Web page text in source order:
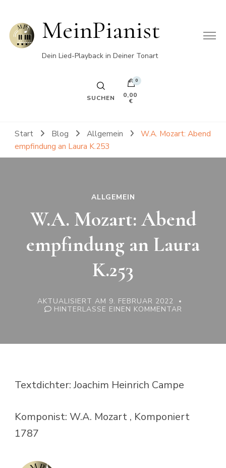
MeinPianist
Dein Lied-Playback in Deiner Tonart
SUCHEN
0
0,00
€
Start Blog Allgemein
W.A. Mozart: Abend
empfindung an Laura K.253
ALLGEMEIN
W.A. Mozart: Abend
empfindung an Laura
K.253
AKTUALISIERT AM 9. FEBRUAR 2022
HINTERLASSE EINEN KOMMENTAR
Textdichter: Joachim Heinrich Campe
Komponist: W.A. Mozart , Komponiert
1787